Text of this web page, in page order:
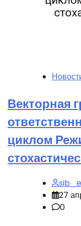
Векторная
циклом
27
0